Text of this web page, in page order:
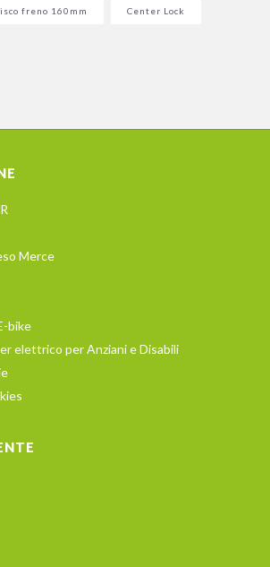
freno 160mm Center Lock
Merce
bike
elettrico per Anziani e Disabili